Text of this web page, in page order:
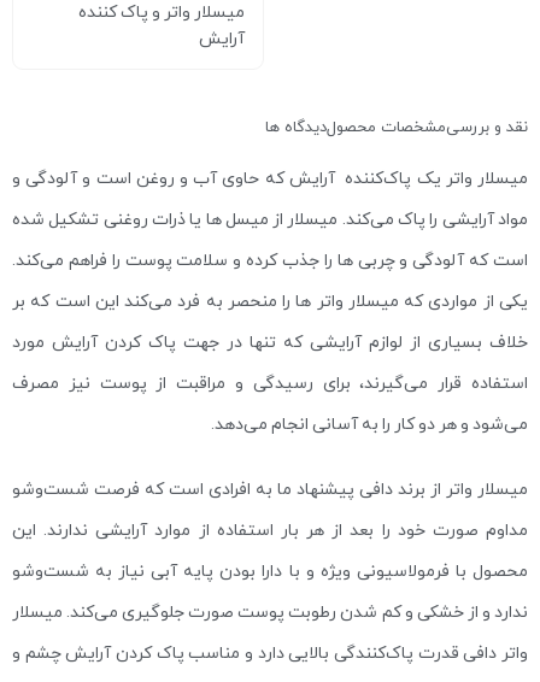
میسلار واتر و پاک کننده
آرایش
نقد و بررسیمشخصات محصولدیدگاه ها
میسلار واتر یک پاک‌کننده آرایش که حاوی آب و روغن است و آلودگی و
مواد آرایشی را پاک می‌کند. میسلار از میسل ها یا ذرات روغنی تشکیل شده
است که آلودگی و چربی ها را جذب کرده و سلامت پوست را فراهم می‌کند.
یکی از مواردی که میسلار واتر ها را منحصر به فرد می‌کند این است که بر
خلاف بسیاری از لوازم آرایشی که تنها در جهت پاک کردن آرایش مورد
استفاده قرار می‌گیرند، برای رسیدگی و مراقبت از پوست نیز مصرف
می‌شود و هر دو کار را به آسانی انجام می‌دهد.
میسلار واتر از برند دافی پیشنهاد ما به افرادی است که فرصت شست‌و‌شو
مداوم صورت خود را بعد از هر بار استفاده از موارد آرایشی ندارند. این
محصول با فرمولاسیونی ویژه و با دارا بودن پایه آبی نیاز به شست‌و‌شو
ندارد و از خشکی و کم شدن رطوبت پوست صورت جلوگیری می‌کند. میسلار
واتر دافی قدرت پاک‌کنندگی بالایی دارد و مناسب پاک کردن آرایش چشم و